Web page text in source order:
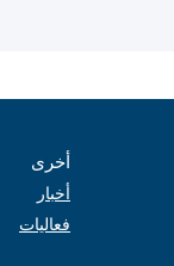
أخرى
أخبار
فعاليات